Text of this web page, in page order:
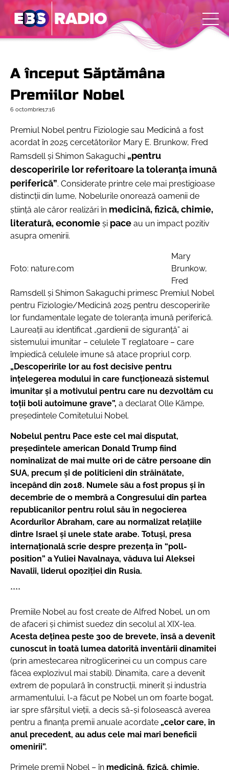
A început Săptămâna
Premiilor Nobel
6 octombrie17:16
Premiul Nobel pentru Fiziologie sau Medicină a fost
acordat în 2025 cercetătorilor Mary E. Brunkow, Fred
Ramsdell și Shimon Sakaguchi „pentru
descoperirile lor referitoare la toleranța imună
periferică”. Considerate printre cele mai prestigioase
distincţii din lume, Nobelurile onorează oamenii de
ştiinţă ale căror realizări în medicină, fizică, chimie,
literatură, economie şi pace au un impact pozitiv
asupra omenirii.
Foto: nature.com
Mary
Brunkow,
Fred
Ramsdell și Shimon Sakaguchi primesc Premiul Nobel
pentru Fiziologie/Medicină 2025 pentru descoperirile
lor fundamentale legate de toleranța imună periferică.
Laureații au identificat „gardienii de siguranță” ai
sistemului imunitar – celulele T reglatoare – care
împiedică celulele imune să atace propriul corp.
„Descoperirile lor au fost decisive pentru
înțelegerea modului în care funcționează sistemul
imunitar și a motivului pentru care nu dezvoltăm cu
toții boli autoimune grave”, a declarat Olle Kämpe,
președintele Comitetului Nobel.
Nobelul pentru Pace este cel mai disputat,
preşedintele american Donald Trump fiind
nominalizat de mai multe ori de către persoane din
SUA, precum şi de politicieni din străinătate,
începând din 2018. Numele său a fost propus şi în
decembrie de o membră a Congresului din partea
republicanilor pentru rolul său în negocierea
Acordurilor Abraham, care au normalizat relaţiile
dintre Israel şi unele state arabe. Totuşi, presa
internaţională scrie despre prezenţa în “poll-
position” a Yuliei Navalnaya, văduva lui Aleksei
Navalîi, liderul opoziţiei din Rusia.
****
Premiile Nobel au fost create de Alfred Nobel, un om
de afaceri şi chimist suedez din secolul al XIX-lea.
Acesta deţinea peste 300 de brevete, însă a devenit
cunoscut în toată lumea datorită inventării dinamitei
(prin amestecarea nitroglicerinei cu un compus care
făcea explozivul mai stabil). Dinamita, care a devenit
extrem de populară în construcţii, minerit şi industria
armamentului, l-a făcut pe Nobel un om foarte bogat,
iar spre sfârşitul vieţii, a decis să-şi folosească averea
pentru a finanţa premii anuale acordate „celor care, în
anul precedent, au adus cele mai mari beneficii
omenirii”.
Primele premii Nobel – în medicină, fizică, chimie,